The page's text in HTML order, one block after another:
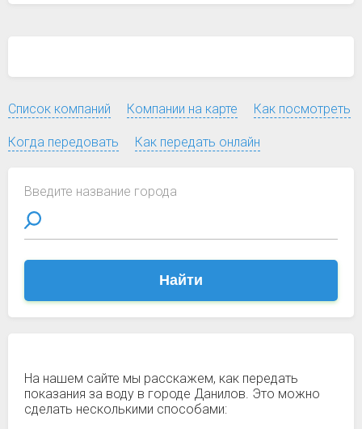
Список компаний Компании на карте Как посмотреть
Когда передовать Как передать онлайн
Введите название города
Найти
На нашем сайте мы расскажем, как передать
показания за воду в городе Данилов. Это можно
сделать несколькими способами: